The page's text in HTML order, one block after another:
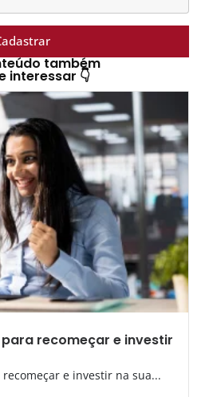
também
interessar 👇
recomeçar e investir
e investir na sua...